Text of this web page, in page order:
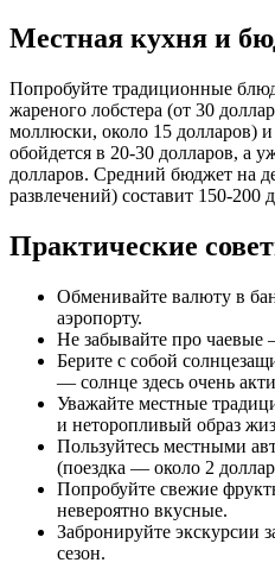
Местная кухня и
Попробуйте традиционные
жареного лобстера (от 30
моллюски, около 15 долларов)
обойдется в 20-30 долларов, а
долларов. Средний бюджет на
развлечений) составит 150-200
Практические
Обменивайте валюту в
аэропорту.
Не забывайте про чаевые
Берите с собой
— солнце здесь очень
Уважайте местные
и неторопливый образ
Пользуйтесь местными
(поездка — около 2
Попробуйте свежие
невероятно вкусные.
Забронируйте экскурсии
сезон.